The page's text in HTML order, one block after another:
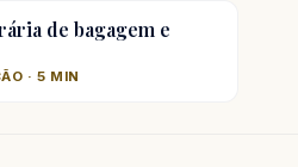
de bagagem e
· 5 MIN